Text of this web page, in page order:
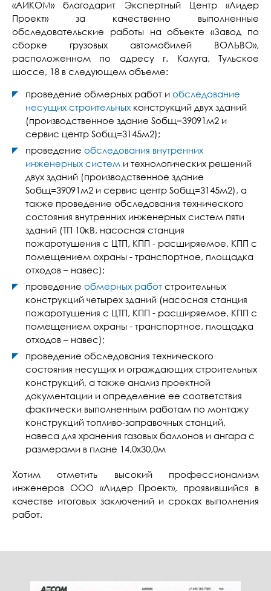
«АИКОМ» благодарит Экспертный Центр «Лидер
Проект» за качественно выполненные
обследовательские работы на объекте «Завод по
сборке грузовых автомобилей ВОЛЬВО»,
расположенном по адресу г. Калуга, Тульское
шоссе, 18 в следующем объеме:
проведение обмерных работ и обследование
несущих строительных конструкций двух зданий
(производственное здание Sобщ=39091м2 и
сервис центр Sобщ=3145м2);
проведение обследования внутренних
инженерных систем и технологических решений
двух зданий (производственное здание
Sобщ=39091м2 и сервис центр Sобщ=3145м2), а
также проведение обследования технического
состояния внутренних инженерных систем пяти
зданий (ТП 10кВ, насосная станция
пожаротушения с ЦТП, КПП - расширяемое, КПП с
помещением охраны - транспортное, площадка
отходов – навес);
проведение обмерных работ строительных
конструкций четырех зданий (насосная станция
пожаротушения с ЦТП, КПП - расширяемое, КПП с
помещением охраны - транспортное, площадка
отходов – навес);
проведение обследования технического
состояния несущих и ограждающих строительных
конструкций, а также анализ проектной
документации и определение ее соответствия
фактически выполненным работам по монтажу
конструкций топливо-заправочных станций,
навеса для хранения газовых баллонов и ангара с
размерами в плане 14,0х30,0м
Хотим отметить высокий профессионализм
инженеров ООО «Лидер Проект», проявившийся в
качестве итоговых заключений и сроках выполнения
работ.